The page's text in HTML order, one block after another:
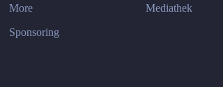
More Mediathek
Sponsoring